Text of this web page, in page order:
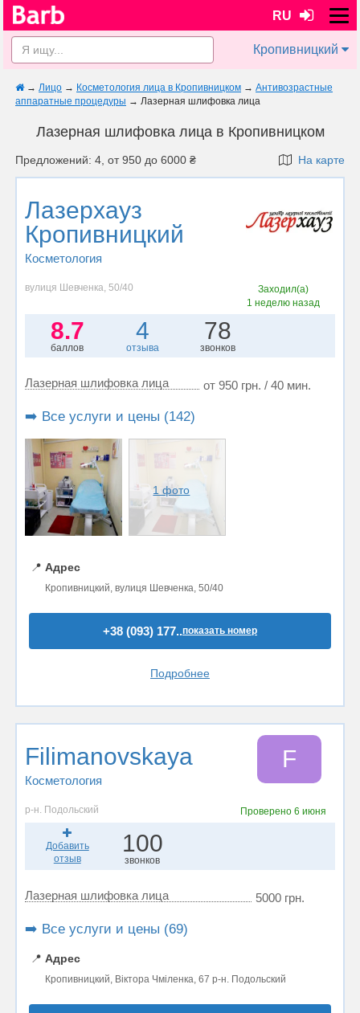
RU
Кропивницкий
→ Лицо → Косметология лица в Кропивницком → Антивозрастные
аппаратные процедуры → Лазерная шлифовка лица
Лазерная шлифовка лица в Кропивницком
Предложений: 4, от 950 до 6000 ₴ На карте
Лазерхауз
Кропивницкий
Косметология
вулиця Шевченка, 50/40
Заходил(а)
1 неделю назад
8.7
баллов
4
отзыва
78
звонков
Лазерная шлифовка лица от 950 грн. / 40 мин.
➡️ Все услуги и цены (142)
1 фото
📍 Адрес
Кропивницкий, вулиця Шевченка, 50/40
+38 (093) 177..показать номер
Подробнее
Filimanovskaya
Косметология
F
р-н. Подольский Проверено6 июня
Добавить
отзыв
100
звонков
Лазерная шлифовка лица 5000 грн.
➡️ Все услуги и цены (69)
📍 Адрес
Кропивницкий, Віктора Чміленка, 67 р-н. Подольский